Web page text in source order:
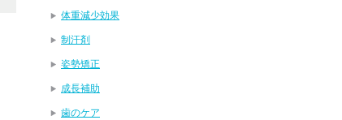
体重減少効果
制汗剤
姿勢矯正
成長補助
歯のケア